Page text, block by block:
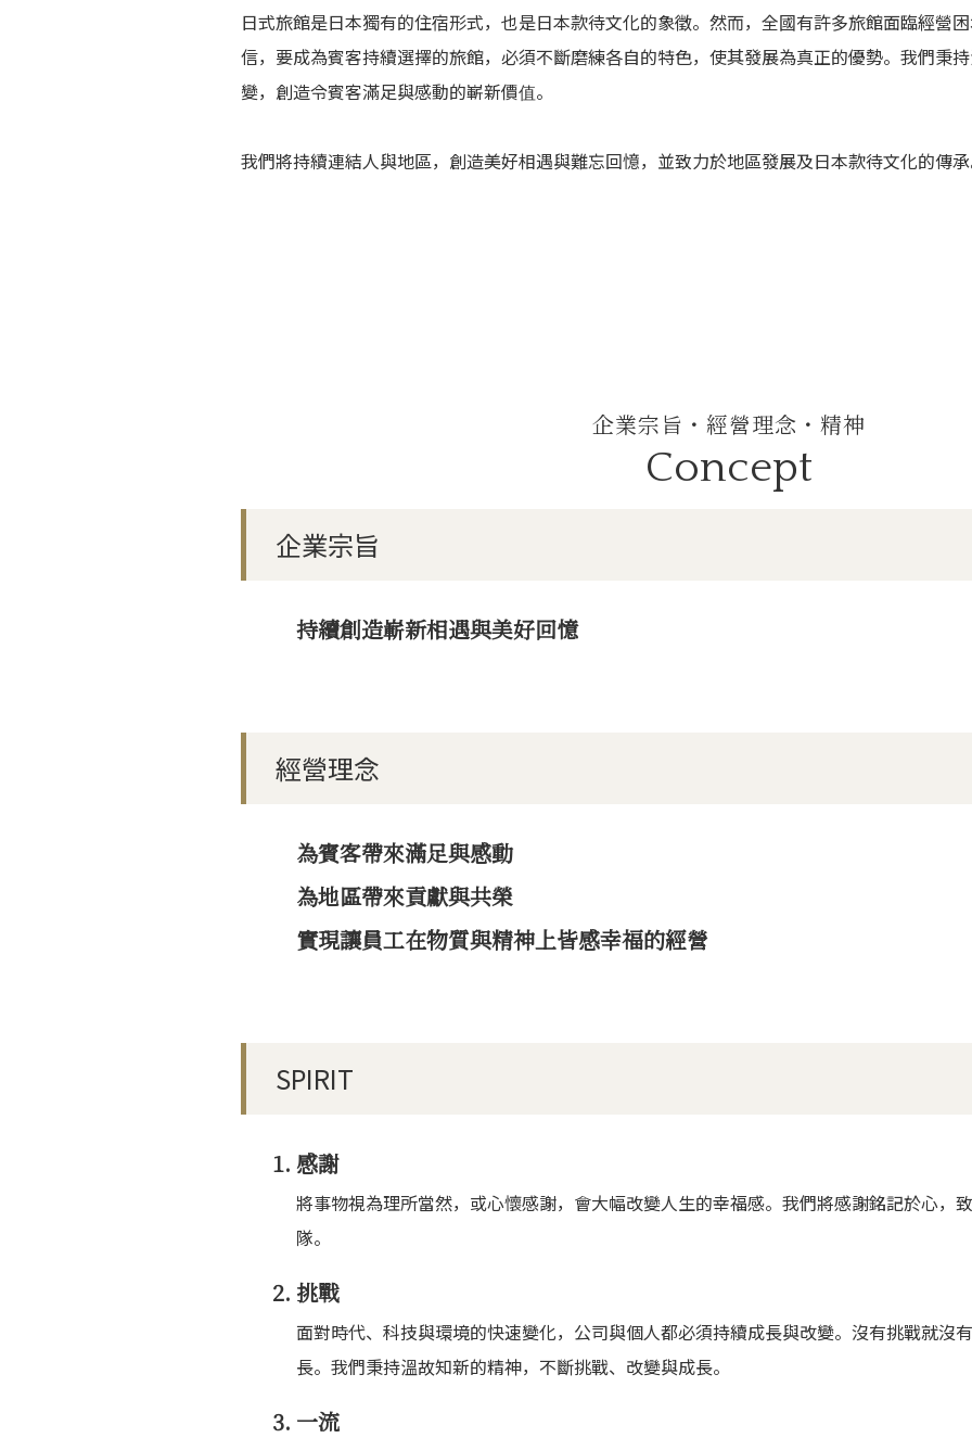
日式旅館是日本獨有的住宿形式，也是日本款待文化的象徵。然而，全國有許多旅館面臨經營
信，要成為賓客持續選擇的旅館，必須不斷磨練各自的特色，使其發展為真正的優勢。我們秉
變，創造令賓客滿足與感動的嶄新價值。
我們將持續連結人與地區，創造美好相遇與難忘回憶，並致力於地區發展及日本款待文化的傳承
企業宗旨・經營理念・精神
Concept
企業宗旨
持續創造嶄新相遇與美好回憶
經營理念
為賓客帶來滿足與感動
為地區帶來貢獻與共榮
實現讓員工在物質與精神上皆感幸福的經營
SPIRIT
感謝
將事物視為理所當然，或心懷感謝，會大幅改變人生的幸福感。我們將感謝銘記於心，
隊。
挑戰
面對時代、科技與環境的快速變化，公司與個人都必須持續成長與改變。沒有挑戰就沒
長。我們秉持溫故知新的精神，不斷挑戰、改變與成長。
一流